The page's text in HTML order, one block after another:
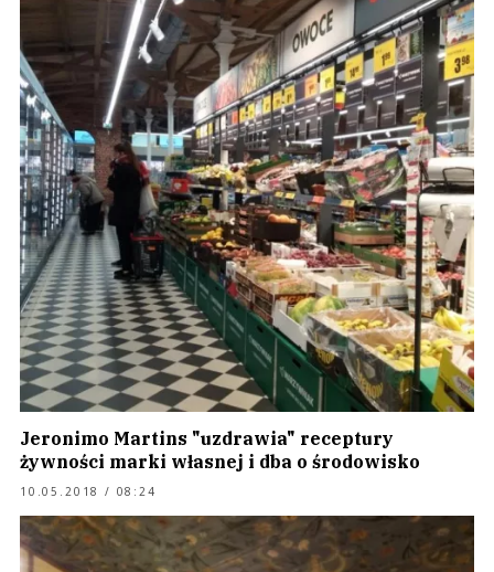
Jeronimo Martins "uzdrawia" receptury
żywności marki własnej i dba o środowisko
10.05.2018 / 08:24